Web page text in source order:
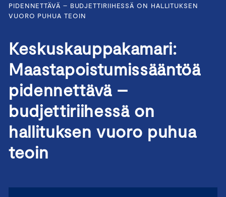
PIDENNETTÄVÄ – BUDJETTIRIIHESSÄ ON HALLITUKSEN
VUORO PUHUA TEOIN
Keskuskauppakamari:
Maastapoistumissääntöä
pidennettävä –
budjettiriihessä on
hallituksen vuoro puhua
teoin